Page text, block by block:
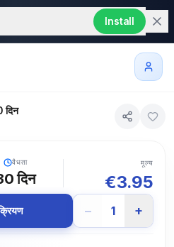
Install
दिन
वैधता
दिन
मूल्य
€3.95
− 1 +